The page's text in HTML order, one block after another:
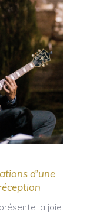
d’une
la joie